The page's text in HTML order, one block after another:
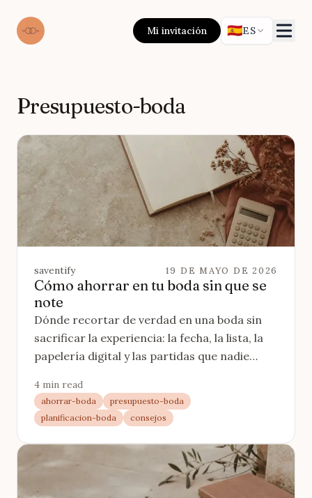
Mi invitación 🇪🇸ES
Presupuesto-boda
saventify 19 DE MAYO DE 2026
Cómo ahorrar en tu boda sin que se
note
Dónde recortar de verdad en una boda sin
sacrificar la experiencia: la fecha, la lista, la
papelería digital y las partidas que nadie
4 min read
ahorrar-boda
presupuesto-boda
planificacion-boda
consejos